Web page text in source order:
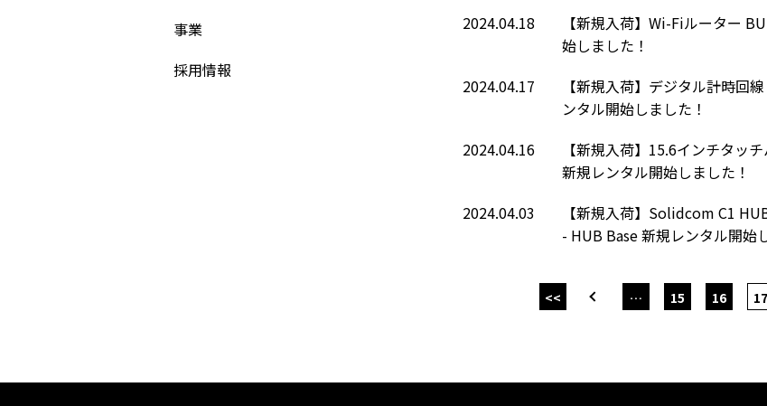
事業
採用情報
2024.04.18
【新規入荷】Wi-Fiルーター
始しました！
2024.04.17
【新規入荷】デジタル計時回
ンタル開始しました！
2024.04.16
【新規入荷】15.6インチタッ
新規レンタル開始しました！
2024.04.03
【新規入荷】Solidcom C1
- HUB Base 新規レンタル開始
<< … 15 16 17